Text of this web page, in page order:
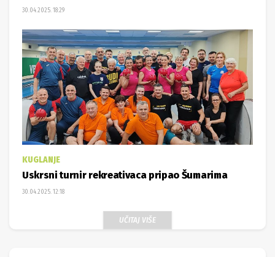
30.04.2025. 18:29
KUGLANJE
Uskrsni turnir rekreativaca pripao Šumarima
30.04.2025. 12:18
UČITAJ VIŠE